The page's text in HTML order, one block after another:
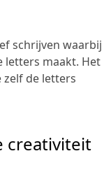
schrijven waarbij
letters maakt. Het
zelf de letters
creativiteit